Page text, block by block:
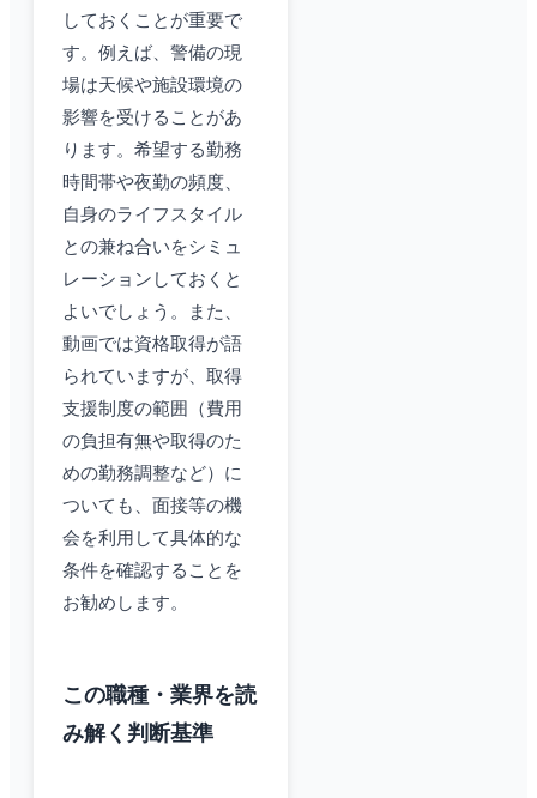
しておくことが重要で
す。例えば、警備の現
場は天候や施設環境の
影響を受けることがあ
ります。希望する勤務
時間帯や夜勤の頻度、
自身のライフスタイル
との兼ね合いをシミュ
レーションしておくと
よいでしょう。また、
動画では資格取得が語
られていますが、取得
支援制度の範囲（費用
の負担有無や取得のた
めの勤務調整など）に
ついても、面接等の機
会を利用して具体的な
条件を確認することを
お勧めします。
この職種・業界を読
み解く判断基準